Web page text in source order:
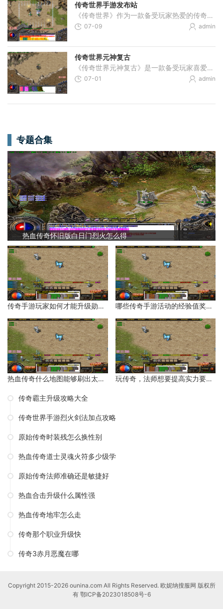
传奇世界手游发布站
《传奇世界》作为一款备受玩家热爱的传奇系列游戏，自问世以来就以其精美的画面、刺激的战斗以及丰富的玩法吸引了众多玩家的关注。传奇世界手游正式上线，并且推出了专属的发
07-09 admin
传奇世界元神复古
《传奇世界元神复古》是一款备受玩家喜爱的中文游戏，下面将为大家介绍它的具体玩法。我们来了解一下游戏的背景设定。《传奇世界元神复古》是一款传承自经典传奇游戏的复古版
07-01 admin
专题合集
热血传奇怀旧版白日门烈火怎么得
传奇手游玩家如何才能升级勋章等级？ 哪些传奇手游活动的经验值奖励比较多？
热血传奇什么地图能够刷出太阳水？ 玩传奇，法师想要提高实力要如何操作呢？
传奇霸主升级攻略大全
传奇世界手游烈火剑法加点攻略
原始传奇时装残怎么换性别
热血传奇道士灵魂火符多少级学
原始传奇法师准确还是敏捷好
热血合击升级什么属性强
热血传奇地牢怎么走
传奇那个职业升级快
传奇3赤月恶魔在哪
Copyright 2015-2026 ounina.com All Rights Reserved. 欧妮纳搜服网 版权所
有 鄂ICP备2023018508号-6